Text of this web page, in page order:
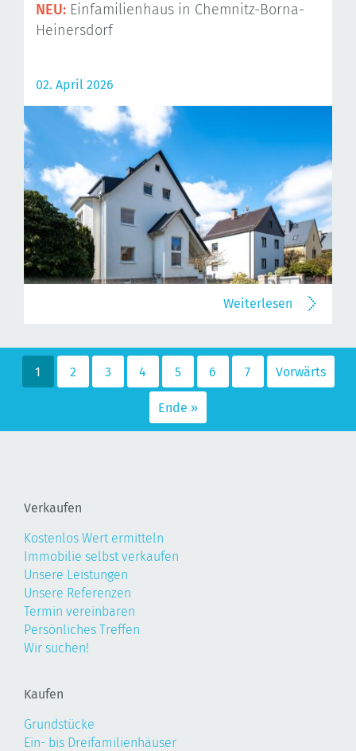
NEU: Einfamilienhaus in Chemnitz-Borna-
Heinersdorf
02. April 2026
Weiterlesen
1 2 3 4 5 6 7 Vorwärts
Ende »
Verkaufen
Kostenlos Wert ermitteln
Immobilie selbst verkaufen
Unsere Leistungen
Unsere Referenzen
Termin vereinbaren
Persönliches Treffen
Wir suchen!
Kaufen
Grundstücke
Ein- bis Dreifamilienhäuser